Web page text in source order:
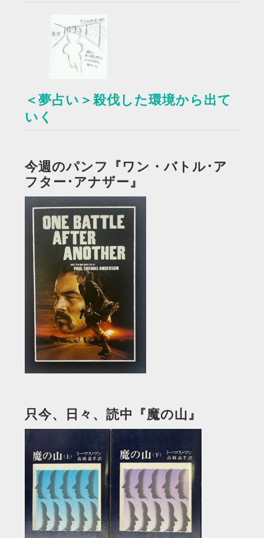
＜夢占い＞殺伐した環境から出て
いく
今週のパンフ『ワン・バトル･ア
フター･アナザー』
只今、日々、読中『魔の山』